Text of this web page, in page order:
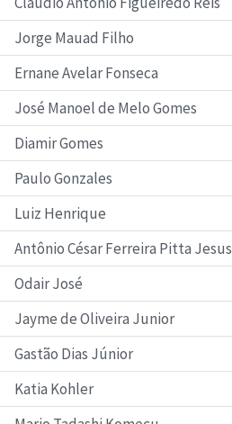
Jorge Mauad Filho
Ernane Avelar Fonseca
José Manoel de Melo Gomes
Diamir Gomes
Paulo Gonzales
Luiz Henrique
Antônio César Ferreira Pitta Jesus
Odair José
Jayme de Oliveira Junior
Gastão Dias Júnior
Katia Kohler